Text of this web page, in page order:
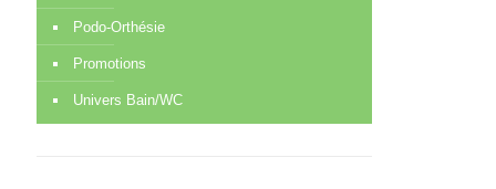
Podo-Orthésie
Promotions
Univers Bain/WC